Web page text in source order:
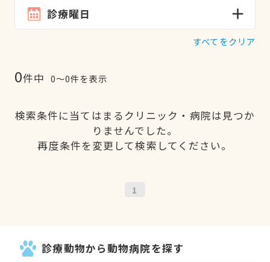
診療曜日
すべてをクリア
0件中 0〜0件を表示
検索条件に当てはまるクリニック・病院は見つか
りませんでした。
再度条件を変更して検索してください。
1
診療動物から動物病院を探す